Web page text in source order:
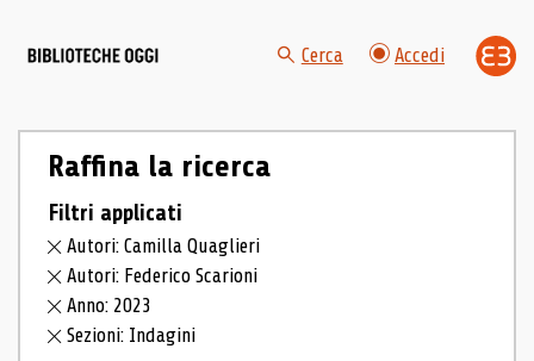
Cerca Accedi
Raffina la ricerca
Filtri applicati
Autori: Camilla Quaglieri
Autori: Federico Scarioni
Anno: 2023
Sezioni: Indagini